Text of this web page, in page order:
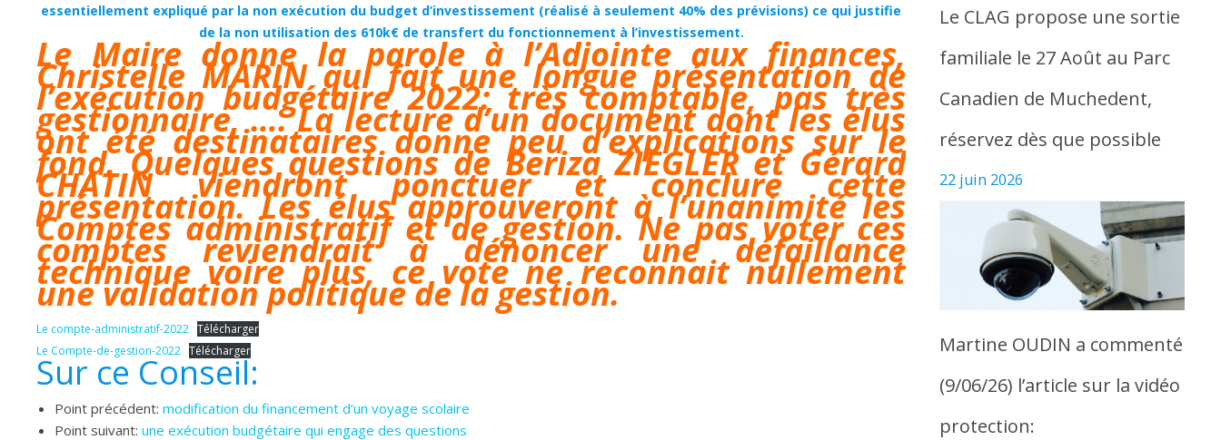
essentiellement expliqué par la non exécution du budget d’investissement (réalisé à seulement 40% des prévisions) ce qui justifie
de la non utilisation des 610k€ de transfert du fonctionnement à l’investissement.
Le Maire donne la parole à l’Adjointe aux finances,
Christelle MARIN qui fait une longue présentation de
l’exécution budgétaire 2022: très comptable, pas très
gestionnaire, …. La lecture d’un document dont les élus
ont été destinataires donne peu d’explications sur le
fond. Quelques questions de Beriza ZIEGLER et Gérard
CHATIN viendront ponctuer et conclure cette
présentation. Les élus approuveront à l’unanimité les
Comptes administratif et de gestion. Ne pas voter ces
comptes reviendrait à dénoncer une défaillance
technique voire plus, ce vote ne reconnait nullement
une validation politique de la gestion.
Le compte-administratif-2022 Télécharger
Le Compte-de-gestion-2022 Télécharger
Sur ce Conseil:
Point précédent: modification du financement d’un voyage scolaire
Point suivant: une exécution budgétaire qui engage des questions
Le CLAG propose une sortie
familiale le 27 Août au Parc
Canadien de Muchedent,
réservez dès que possible
22 juin 2026
Martine OUDIN a commenté
(9/06/26) l’article sur la vidéo
protection: